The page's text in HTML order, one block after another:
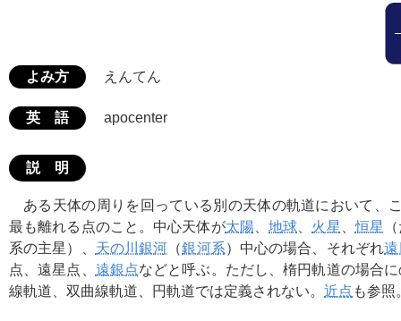
よみ方 えんてん
英 語 apocenter
説 明
ある天体の周りを回っている別の天体の軌道において、
最も離れる点のこと。中心天体が太陽 、地球 火星 、恒星
系の主星）、 天の川銀河 （銀河系）中心の場合、それぞれ遠
点、遠星点、 遠銀点などと呼ぶ。ただし、楕円軌道の場合
線軌道、双曲線軌道、円軌道では定義されない。 近点 も参照